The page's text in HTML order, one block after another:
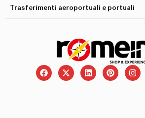
Trasferimenti aeroportuali e portuali